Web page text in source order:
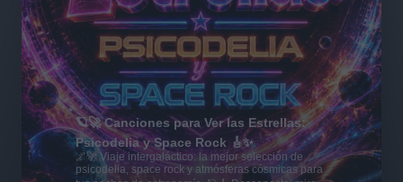
🪐🚀 Canciones para Ver las Estrellas:
Psicodelia y Space Rock 🎸✨
🌌🚀 Viaje intergaláctico: la mejor selección de
psicodelia, space rock y atmósferas cósmicas para